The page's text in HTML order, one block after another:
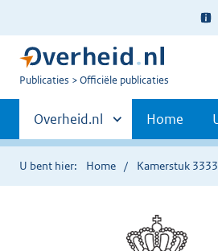
Ter
U
Publicaties Officiële publicaties
Primaire
navigatie
Andere
sites
binnen
Overheid.nl Home
U bent hier: Home Kamerstuk